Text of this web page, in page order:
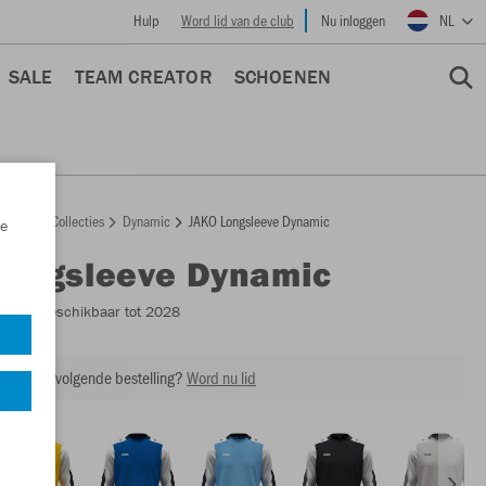
Hulp Word lid van de club Nu inloggen NL
SALE TEAM CREATOR SCHOENEN
Collecties Dynamic JAKO Longsleeve Dynamic
Longsleeve Dynamic
- Beschikbaar tot 2028
op je volgende bestelling?Word nu lid